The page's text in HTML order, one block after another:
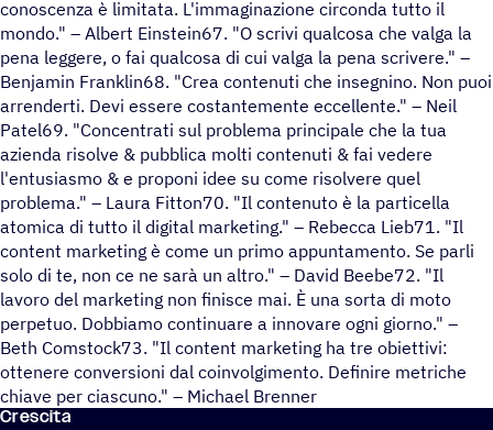
conoscenza è limitata. L'immaginazione circonda tutto il
mondo." – Albert Einstein67. "O scrivi qualcosa che valga la
pena leggere, o fai qualcosa di cui valga la pena scrivere." –
Benjamin Franklin68. "Crea contenuti che insegnino. Non puoi
arrenderti. Devi essere costantemente eccellente." – Neil
Patel69. "Concentrati sul problema principale che la tua
azienda risolve & pubblica molti contenuti & fai vedere
l'entusiasmo & e proponi idee su come risolvere quel
problema." – Laura Fitton70. "Il contenuto è la particella
atomica di tutto il digital marketing." – Rebecca Lieb71. "Il
content marketing è come un primo appuntamento. Se parli
solo di te, non ce ne sarà un altro." – David Beebe72. "Il
lavoro del marketing non finisce mai. È una sorta di moto
perpetuo. Dobbiamo continuare a innovare ogni giorno." –
Beth Comstock73. "Il content marketing ha tre obiettivi:
ottenere conversioni dal coinvolgimento. Definire metriche
chiave per ciascuno." – Michael Brenner
Crescita